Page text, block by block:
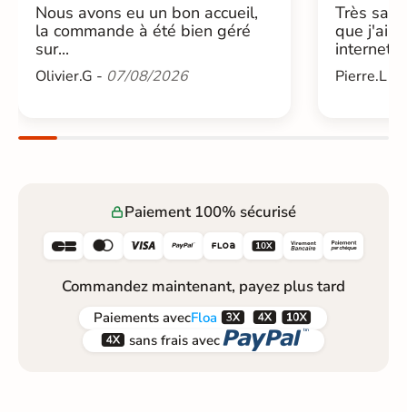
Nous avons eu un bon accueil,
la commande à été bien géré
sur...
Olivier.G - 07/08/2026
Très
que j'ai
internet....
Pierre.L -
Paiement 100% sécurisé
     
Commandez maintenant, payez plus tard
Paiements avecFloa  
 sans frais avec 